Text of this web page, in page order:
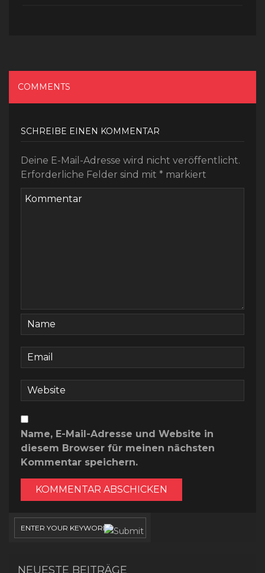
COMMENTS
SCHREIBE EINEN KOMMENTAR
Deine E-Mail-Adresse wird nicht veröffentlicht.
Erforderliche Felder sind mit * markiert
Name, E-Mail-Adresse und Website in
diesem Browser für meinen nächsten
Kommentar speichern.
NEUESTE BEITRÄGE